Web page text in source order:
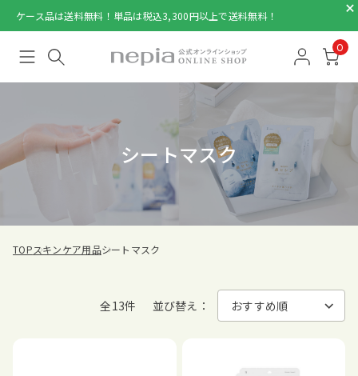
ケース品は送料無料！単品は税込3,300円以上で送料無料！
0
シートマスク
TOPスキンケア用品シートマスク
全13件 並び替え：